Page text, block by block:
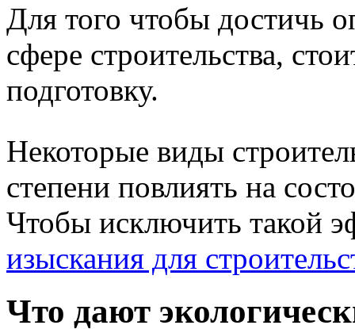
Для того чтобы достичь
сфере строительства,
подготовку.
Некоторые виды
степени повлиять на
Чтобы исключить такой
изыскания для
Что дают